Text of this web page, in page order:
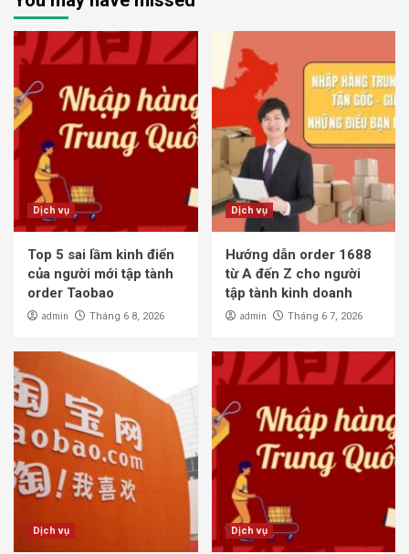
Dịch vụ
Top 5 sai lầm kinh điển
của người mới tập tành
order Taobao
admin Tháng 6 8, 2026
Dịch vụ
Hướng dẫn order 1688
từ A đến Z cho người
tập tành kinh doanh
admin Tháng 6 7, 2026
Dịch vụ Dịch vụ